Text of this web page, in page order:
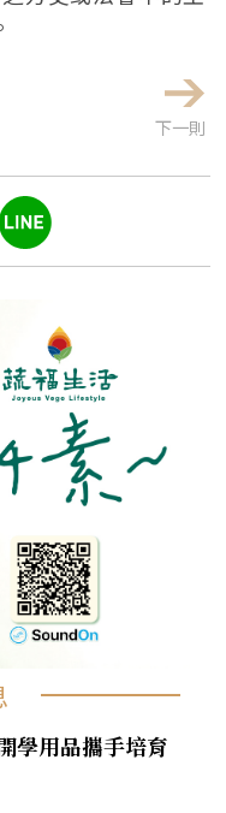
下一則
學用品攜手培育